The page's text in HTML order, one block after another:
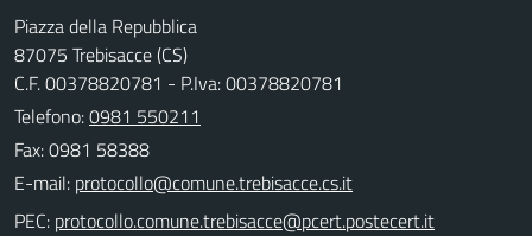
Piazza della Repubblica
87075 Trebisacce (CS)
C.F. 00378820781 - P.Iva: 00378820781
Telefono:0981 550211
Fax: 0981 58388
E-mail:
PEC: